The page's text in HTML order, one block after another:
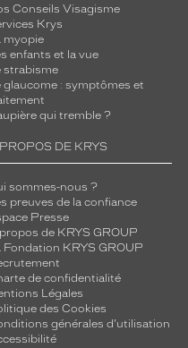
Conseils Visagisme
Krys
myopie
enfants et la vue
strabisme
glaucome : symptômes et
qui tremble ?
DE KRYS
sommes-nous ?
preuves de la confiance
Presse
de KRYS GROUP
Fondation KRYS GROUP
de confidentialité
Légales
des Cookies
générales d'utilisation